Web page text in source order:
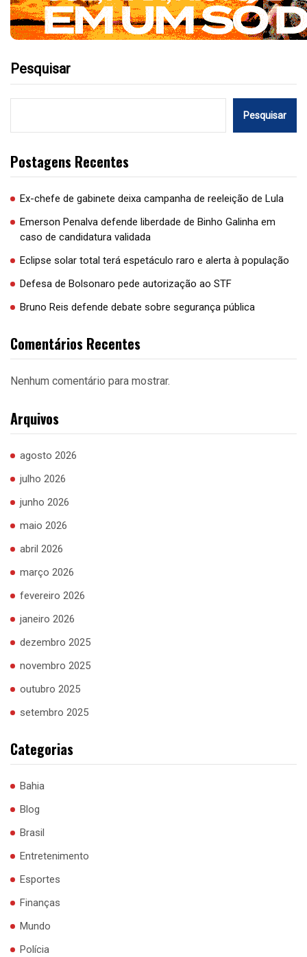
Pesquisar
Pesquisar
Postagens Recentes
Ex-chefe de gabinete deixa campanha de reeleição de Lula
Emerson Penalva defende liberdade de Binho Galinha em
caso de candidatura validada
Eclipse solar total terá espetáculo raro e alerta à população
Defesa de Bolsonaro pede autorização ao STF
Bruno Reis defende debate sobre segurança pública
Comentários Recentes
Nenhum comentário para mostrar.
Arquivos
agosto 2026
julho 2026
junho 2026
maio 2026
abril 2026
março 2026
fevereiro 2026
janeiro 2026
dezembro 2025
novembro 2025
outubro 2025
setembro 2025
Categorias
Bahia
Blog
Brasil
Entretenimento
Esportes
Finanças
Mundo
Polícia